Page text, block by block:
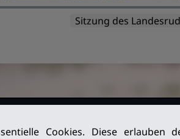
Sitzung des
Cookies. Diese erlauben